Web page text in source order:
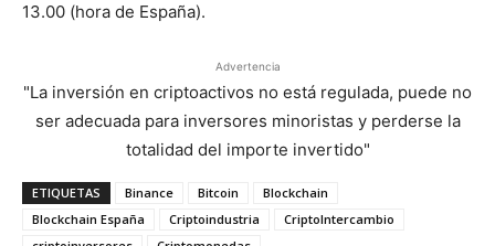
13.00 (hora de España).
Advertencia
"La inversión en criptoactivos no está regulada, puede no
ser adecuada para inversores minoristas y perderse la
totalidad del importe invertido"
ETIQUETAS Binance Bitcoin
Blockchain
Blockchain España
Criptoindustria
CriptoIntercambio